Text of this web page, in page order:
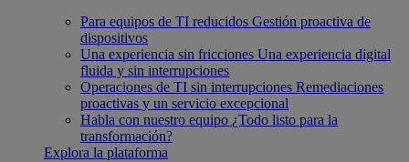
Para equipos de TI reducidos Gestión proactiva de
dispositivos
Una experiencia sin fricciones Una experiencia digital
fluida y sin interrupciones
Operaciones de TI sin interrupciones Remediaciones
proactivas y un servicio excepcional
Habla con nuestro equipo ¿Todo listo para la
transformación?
Explora la plataforma